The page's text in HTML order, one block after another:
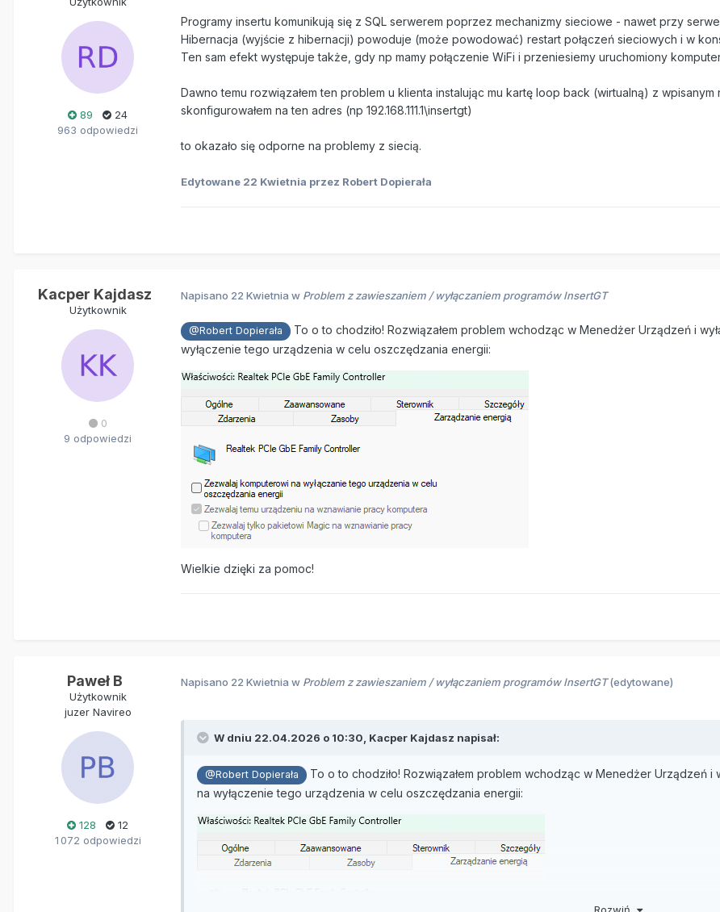
89
24
963 odpowiedzi
Programy insertu komunikują się z SQL serwerem poprzez mechanizmy sieciowe - nawet przy
Hibernacja (wyjście z hibernacji) powoduje (może powodować) restart połączeń sieciowych i w
Ten sam efekt występuje także, gdy np mamy połączenie WiFi i przeniesiemy uruchomiony
Dawno temu rozwiązałem ten problem u klienta instalując mu kartę loop back (wirtualną) z wpisanym
skonfigurowałem na ten adres (np 192.168.111.1\insertgt)
to okazało się odporne na problemy z siecią.
Edytowane 22 Kwietnia przez Robert Dopierała
Kacper Kajdasz
Użytkownik
0
9 odpowiedzi
Napisano 22 Kwietnia w Problem z zawieszaniem / wyłączaniem programów InsertGT
@Robert Dopierała
To o to chodziło! Rozwiązałem problem wchodząc w Menedżer Urządzeń i
wyłączenie tego urządzenia w celu oszczędzania energii:
Wielkie dzięki za pomoc!
Paweł B
Użytkownik
juzer Navireo
128
12
1 072 odpowiedzi
Napisano 22 Kwietnia w Problem z zawieszaniem / wyłączaniem programów InsertGT (edytowane)
W dniu 22.04.2026 o 10:30, Kacper Kajdasz napisał:
@Robert Dopierała
To o to chodziło! Rozwiązałem problem wchodząc w Menedżer Urządzeń
na wyłączenie tego urządzenia w celu oszczędzania energii: